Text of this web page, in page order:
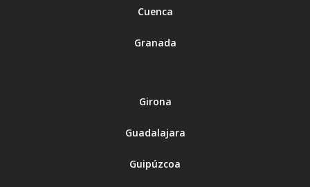
Cuenca
Granada
Girona
Guadalajara
Guipúzcoa